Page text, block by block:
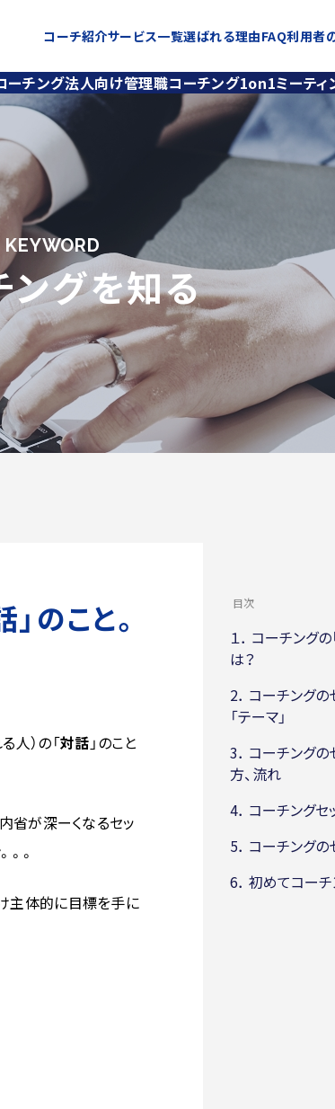
PACERにつ
ーチング法人向け管理職コーチング1on1ミーティ
KEYWORD
ングを知る
コーチ紹介サービス一覧選ばれる理由FAQ利用者
のこと。
人）の「対話 」のこと
省が深ーくなるセッ
。
主体的に目標を手に
目次
１． コーチングの
は？
2． コーチング
「テーマ」
3． コーチング
方、流れ
4． コーチングセ
5． コーチング
6． 初めてコー